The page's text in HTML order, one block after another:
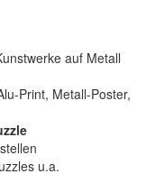
auf Metall
Print, Metall-Poster,
u.a.